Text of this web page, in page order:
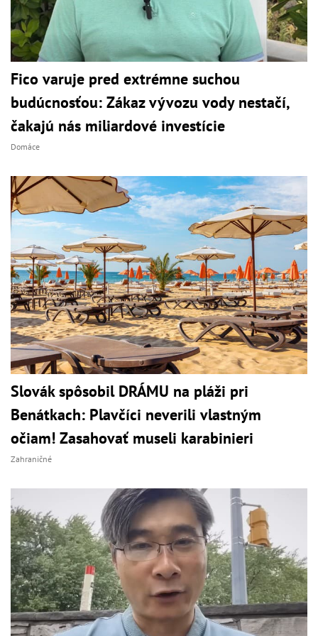
Fico varuje pred extrémne suchou
budúcnosťou: Zákaz vývozu vody nestačí,
čakajú nás miliardové investície
Domáce
Slovák spôsobil DRÁMU na pláži pri
Benátkach: Plavčíci neverili vlastným
očiam! Zasahovať museli karabinieri
Zahraničné